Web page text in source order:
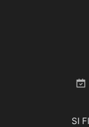
SI